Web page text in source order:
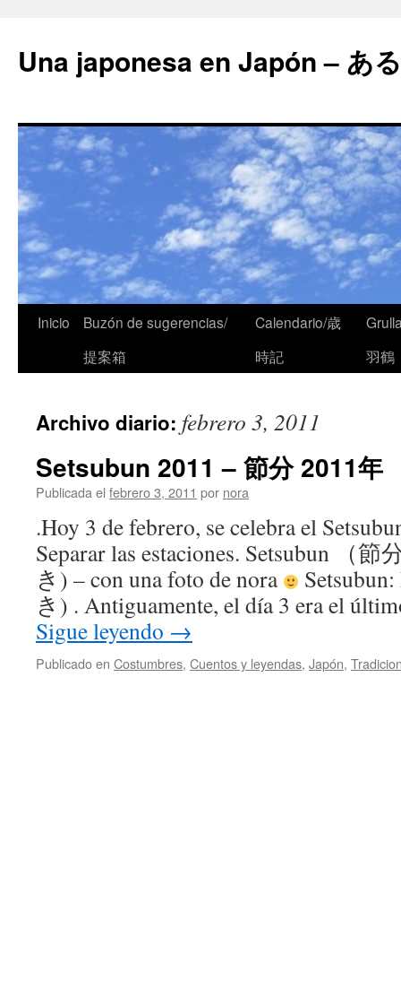
Una japonesa en Japón – あ
Inicio
Buzón de sugerencias/
提案箱
Calendario/歳
時記
羽鶴
Archivo diario: febrero 3, 2011
Setsubun 2011 – 節分 2011年
Publicada el febrero 3, 2011 por nora
.Hoy 3 de febrero, se celebra el
Separar las estaciones. Setsubun （
き) – con una foto de nora
き) . Antiguamente, el día 3 era el
Sigue leyendo →
Publicado en Costumbres, Cuentos y leyendas, Japón,